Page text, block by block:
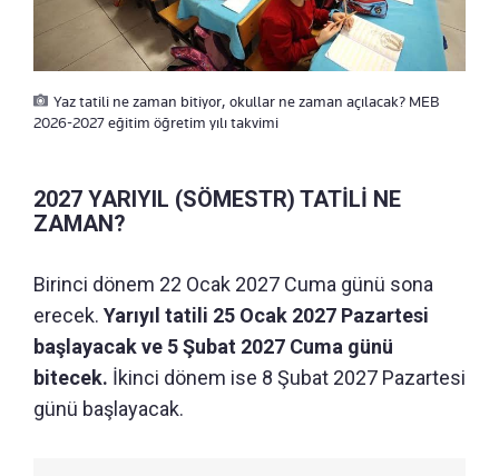
Yaz tatili ne zaman bitiyor, okullar ne zaman açılacak? MEB
2026-2027 eğitim öğretim yılı takvimi
2027 YARIYIL (SÖMESTR) TATİLİ NE
ZAMAN?
Birinci dönem 22 Ocak 2027 Cuma günü sona
erecek. Yarıyıl tatili 25 Ocak 2027 Pazartesi
başlayacak ve 5 Şubat 2027 Cuma günü
bitecek. İkinci dönem ise 8 Şubat 2027 Pazartesi
günü başlayacak.